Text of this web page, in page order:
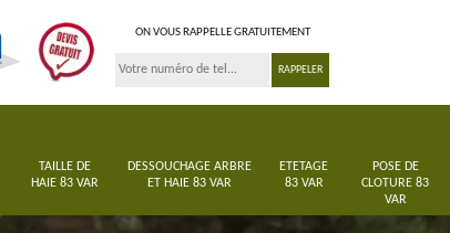
ON VOUS RAPPELLE GRATUITEMENT
TAILLE DE
HAIE 83 VAR
DESSOUCHAGE ARBRE
ET HAIE 83 VAR
ETETAGE
83 VAR
POSE DE
CLOTURE 83
VAR